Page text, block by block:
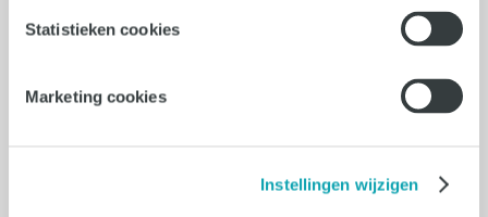
Statistieken cookies
Marketing cookies
Instellingen wijzigen
in de praktijk.
Lees verder